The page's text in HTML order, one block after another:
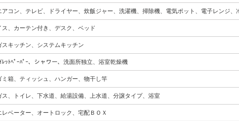
アコン、テレビ、ドライヤー、炊飯ジャー、洗濯機、掃除機、電気ポット、電子レンジ、
ス、カーテン付き、デスク、ベッド
スキッチン、システムキッチン
ﾚｯﾄﾍﾟｰﾊﾟｰ、シャワー、洗面所独立、浴室乾燥機
ミ箱、ティッシュ、ハンガー、物干し竿
ス、トイレ、下水道、給湯設備、上水道、分譲タイプ、浴室
レベーター、オートロック、宅配ＢＯＸ